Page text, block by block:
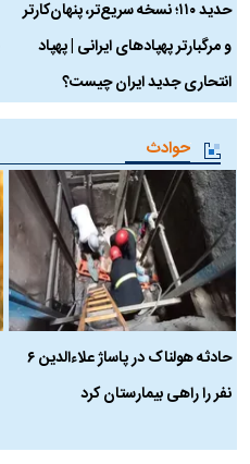
حدید ۱۱۰؛ نسخه سریع‌تر، پنهان‌کارتر
و مرگبارتر پهپادهای ایرانی | پهپاد
انتحاری جدید ایران چیست؟
حوادث
حادثه هولناک در پاساژ علاءالدین ۶
نفر را راهی بیمارستان کرد